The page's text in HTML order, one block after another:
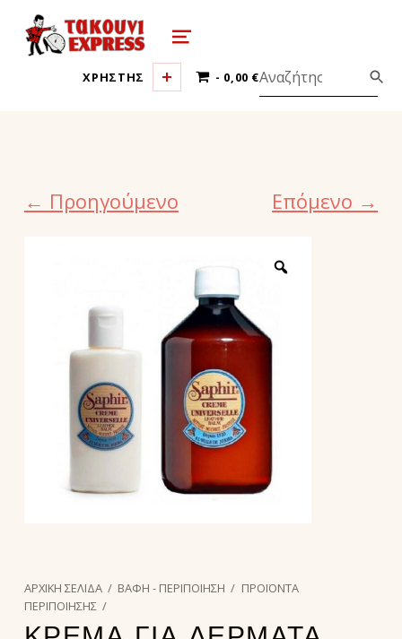
τακούνι εξπρές αθήνα-takoyni
MENU
ΧΡΗΣΤΗΣ
0 ΠΡΟΪΌΝΤΑ
0,00 €
← Προηγούμενο Επόμενο →
ΑΡΧΙΚΉ ΣΕΛΊΔΑ / ΒΑΦΗ - ΠΕΡΙΠΟΙΗΣΗ / ΠΡΟΪΟΝΤΑ
ΠΕΡΙΠΟΙΗΣΗΣ /